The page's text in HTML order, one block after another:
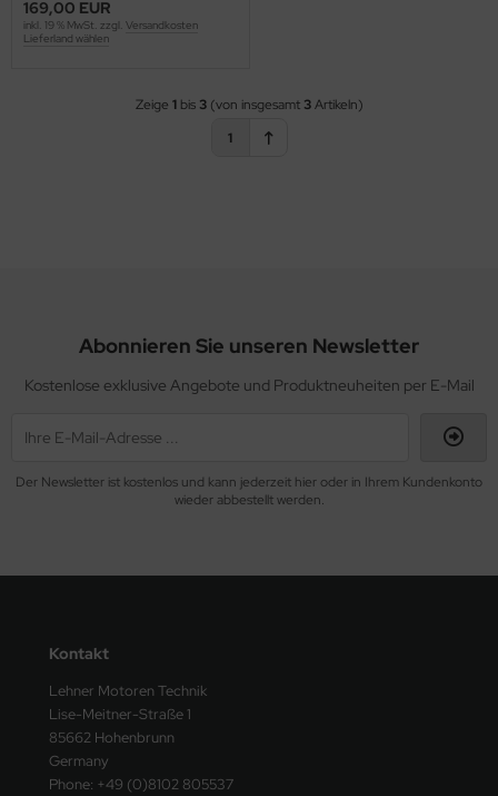
169,00 EUR
inkl. 19 % MwSt. zzgl. Versandkosten
Lieferland wählen
Zeige 1bis 3(von insgesamt 3Artikeln)
1
Abonnieren Sie unseren Newsletter
Kostenlose exklusive Angebote und Produktneuheiten per E-Mail
Der Newsletter ist kostenlos und kann jederzeit hier oder in Ihrem Kundenkonto
wieder abbestellt werden.
Kontakt
Lehner Motoren Technik
Lise-Meitner-Straße 1
85662 Hohenbrunn
Germany
Phone: +49 (0)8102 805537